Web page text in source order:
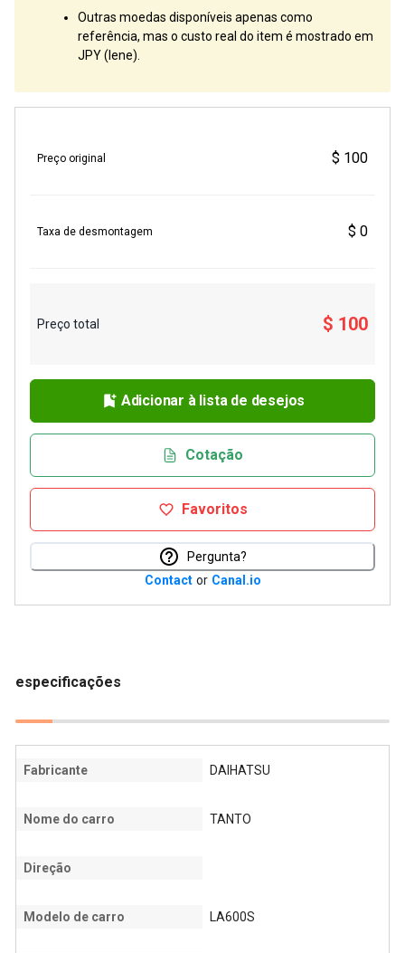
Outras moedas disponíveis apenas como
referência, mas o custo real do item é mostrado em
JPY (Iene).
Preço original $ 100
Taxa de desmontagem $ 0
Preço total $ 100
Adicionar à lista de desejos
Cotação
Favoritos
Pergunta?
Contact or Canal.io
especificações
Fabricante DAIHATSU
Nome do carro TANTO
Direção
Modelo de carro LA600S